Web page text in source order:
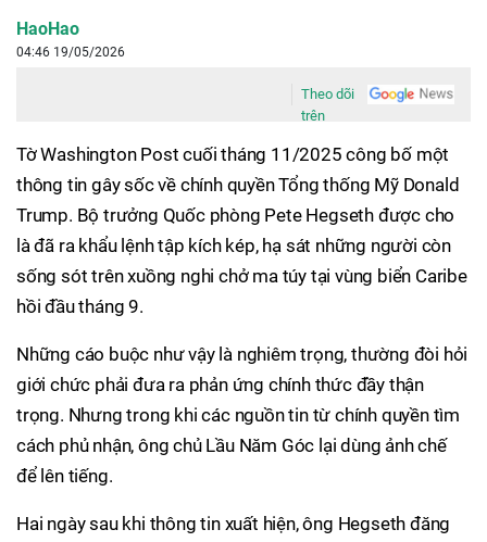
HaoHao
04:46 19/05/2026
Theo dõi
trên
Tờ Washington Post cuối tháng 11/2025 công bố một
thông tin gây sốc về chính quyền Tổng thống Mỹ Donald
Trump. Bộ trưởng Quốc phòng Pete Hegseth được cho
là đã ra khẩu lệnh tập kích kép, hạ sát những người còn
sống sót trên xuồng nghi chở ma túy tại vùng biển Caribe
hồi đầu tháng 9.
Những cáo buộc như vậy là nghiêm trọng, thường đòi hỏi
giới chức phải đưa ra phản ứng chính thức đầy thận
trọng. Nhưng trong khi các nguồn tin từ chính quyền tìm
cách phủ nhận, ông chủ Lầu Năm Góc lại dùng ảnh chế
để lên tiếng.
Hai ngày sau khi thông tin xuất hiện, ông Hegseth đăng